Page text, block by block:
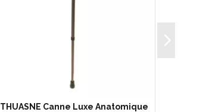
THUASNE Canne Luxe Anatomique